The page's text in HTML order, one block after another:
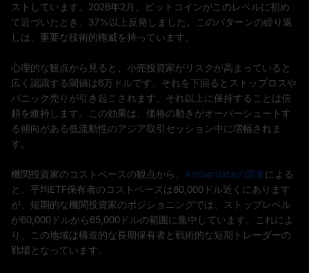
ストしています。2026年2月、ビットコインがこのレベルに初め
て近づいたとき、37%以上反発しました。このパターンの繰り返
しは、重要な技術的権威を持っています。
心理的な観点から見ると、小売投資家がリスクが高まっていると
広く認識する閾値は6万ドルです。それを下回るとストップロスや
パニック売りが引き起こされます。それ以上に保持することは信
頼を維持します。この効果は、価格の動きがオーバーシュートす
る傾向がある低流動性のアジア取引セッション中に増幅されま
す。
機関投資家のコストベースの観点から、 Amberdataの調査による
と、平均ETF保有者のコストベースは80,000ドル近くにあります
が、短期的な機関投資家のポジショニングでは、ストップレベル
が60,000ドルから65,000ドルの範囲に集中しています。これによ
り、この地域は構造的な長期保有者と戦術的な短期トレーダーの
戦場となっています。